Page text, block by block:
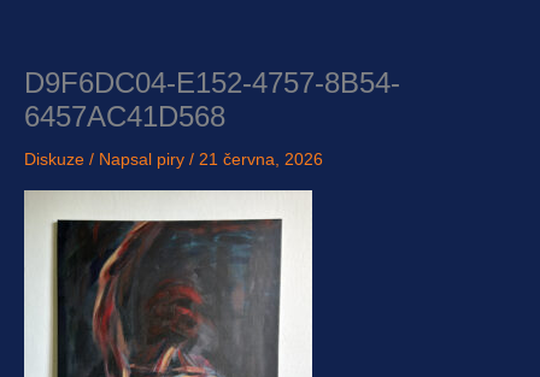
D9F6DC04-E152-4757-8B54-
6457AC41D568
Diskuze / Napsal piry / 21 června, 2026